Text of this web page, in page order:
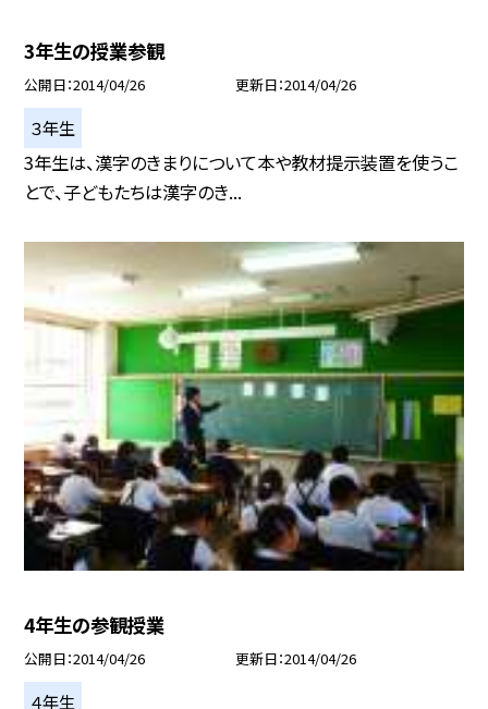
3年生の授業参観
公開日 2014/04/26 更新日 2014/04/26
３年生
3年生は、漢字のきまりについて本や教材提示装置を使うこ
とで、子どもたちは漢字のき...
4年生の参観授業
公開日 2014/04/26 更新日 2014/04/26
４年生